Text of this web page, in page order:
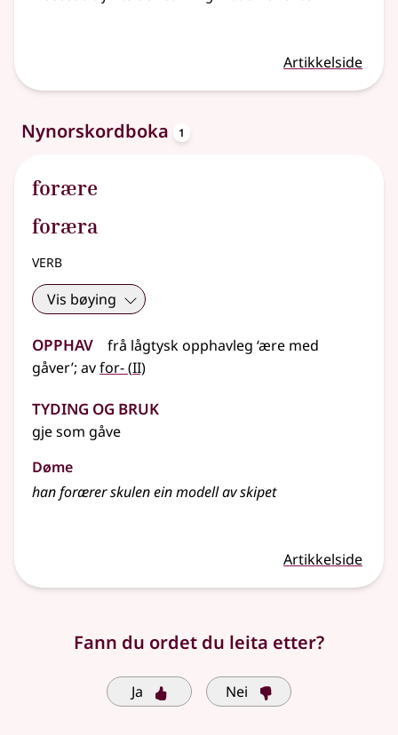
Artikkelside
Nynorskordboka 1
forære
foræra
verb
Vis bøying
Opphav frå lågtyskopphavleg ‘ære med
gåver’; avfor-(2
II)
Tyding og bruk
gje som gåve
Døme
han forærer skulen ein modell av skipet
Artikkelside
Fann du ordet du leita etter?
Ja Nei